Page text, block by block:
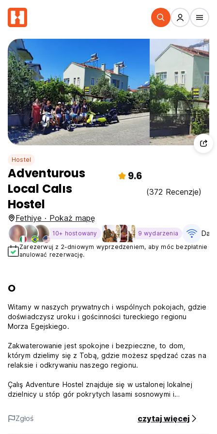
Hostel
Adventurous
Local Calıs
Hostel
9.6
(372 Recenzje)
Fethiye · Pokaż mapę
10+ hostowany 9 wydarzenia
Zarezerwuj z 2-dniowym wyprzedzeniem, aby móc bezpłatnie
anulować rezerwację.
O
Witamy w naszych prywatnych i wspólnych pokojach, gdzie
doświadczysz uroku i gościnności tureckiego regionu
Morza Egejskiego.
Zakwaterowanie jest spokojne i bezpieczne, to dom,
którym dzielimy się z Tobą, gdzie możesz spędzać czas na
relaksie i odkrywaniu naszego regionu.
Çalış Adventure Hostel znajduje się w ustalonej lokalnej
dzielnicy u stóp gór pokrytych lasami sosnowymi i
oddalone o zaledwie kilka minut. Region Fethiye jest
słusznie znany jako tureckie Morze Śródziemne lub
Zgłoś czytaj więcej